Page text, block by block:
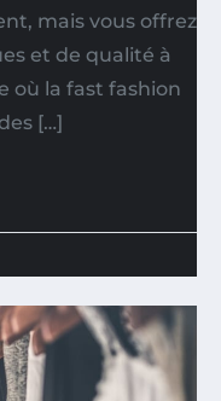
mais vous offrez
et de qualité à
où la fast fashion
[…]